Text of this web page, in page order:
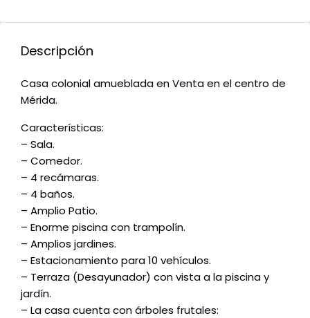
Descripción
Casa colonial amueblada en Venta en el centro de
Mérida.
Características:
– Sala.
– Comedor.
– 4 recámaras.
– 4 baños.
– Amplio Patio.
– Enorme piscina con trampolín.
– Amplios jardines.
– Estacionamiento para 10 vehículos.
– Terraza (Desayunador) con vista a la piscina y
jardín.
– La casa cuenta con árboles frutales: